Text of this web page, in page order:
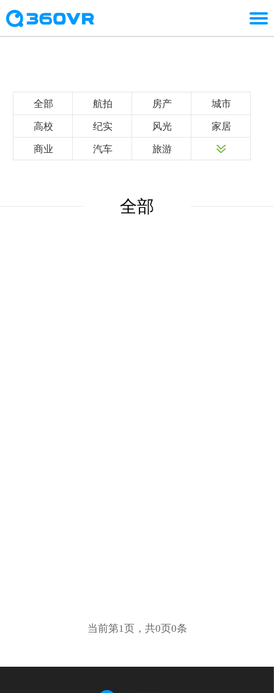
全部 航拍 房产 城市
高校 纪实 风光 家居
商业 汽车 旅游
全部
当前第1页，共0页0条